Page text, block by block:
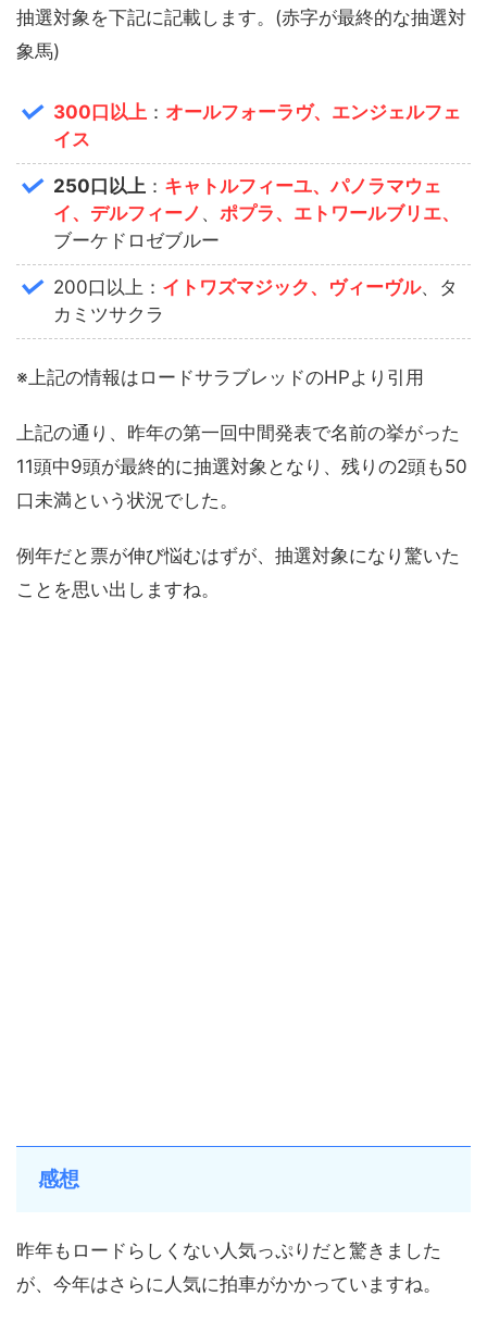
抽選対象を下記に記載します。(赤字が最終的な抽選対
象馬)
300口以上 ： オールフォーラヴ、エンジェルフェ
イス
250口以上 ： キャトルフィーユ、パノラマウェ
イ、デルフィーノ 、 ポプラ、エトワールブリエ、
ブーケドロゼブルー
200口以上： イトワズマジック、ヴィーヴル、タ
カミツサクラ
※上記の情報はロードサラブレッドのHPより引用
上記の通り、昨年の第一回中間発表で名前の挙がった
11頭中9頭が最終的に抽選対象となり、残りの2頭も50
口未満という状況でした。
例年だと票が伸び悩むはずが、抽選対象になり驚いた
ことを思い出しますね。
感想
昨年もロードらしくない人気っぷりだと驚きました
が、今年はさらに人気に拍車がかかっていますね。